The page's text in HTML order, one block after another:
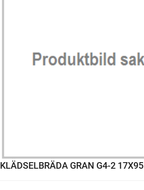
KLÄDSELBRÄDA GRAN G4-2 17X95